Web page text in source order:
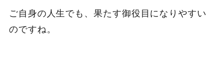
ご自身の人生でも、果たす御役目になりやすい
のですね。